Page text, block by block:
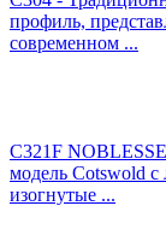
профиль,
современном ...
C321F
модель Cotswold
изогнутые ...